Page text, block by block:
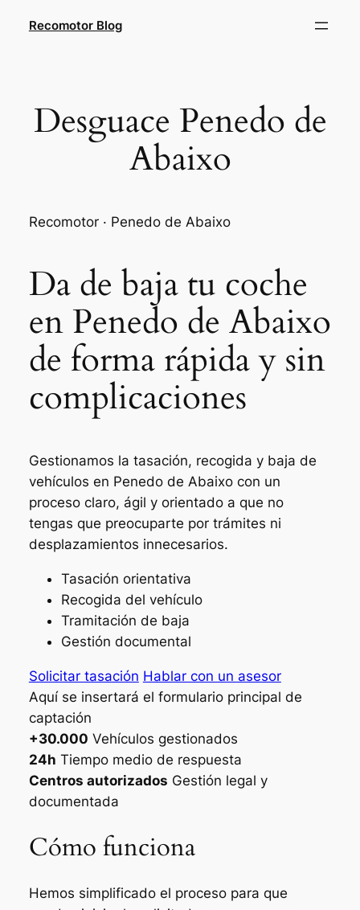
Recomotor Blog
Desguace Penedo de
Abaixo
Recomotor · Penedo de Abaixo
Da de baja tu coche
en Penedo de Abaixo
de forma rápida y sin
complicaciones
Gestionamos la tasación, recogida y baja de
vehículos en Penedo de Abaixo con un
proceso claro, ágil y orientado a que no
tengas que preocuparte por trámites ni
desplazamientos innecesarios.
Tasación orientativa
Recogida del vehículo
Tramitación de baja
Gestión documental
Solicitar tasación Hablar con un asesor
Aquí se insertará el formulario principal de
captación
+30.000 Vehículos gestionados
24h Tiempo medio de respuesta
Centros autorizados Gestión legal y
documentada
Cómo funciona
Hemos simplificado el proceso para que